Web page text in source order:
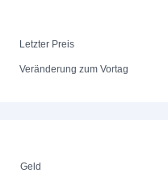
Letzter Preis
Veränderung zum Vortag
Geld